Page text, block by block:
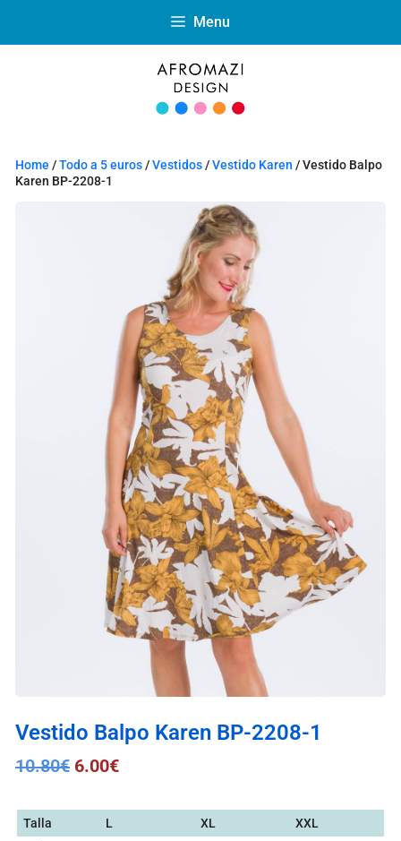
Menu
Home /Todo a 5 euros/Vestidos/Vestido Karen / Vestido Balpo
Karen BP-2208-1
Vestido Balpo Karen BP-2208-1
10.80€ 6.00€
Talla L XL
XXL